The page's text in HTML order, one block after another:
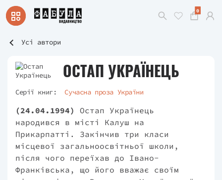
0
Усі автори
ОСТАП УКРАЇНЕЦЬ
Серії книг: Сучасна проза України
(24.04.1994)
Остап Українець
народився в місті Калуш на
Прикарпатті. Закінчив три класи
місцевої загальноосвітньої школи,
після чого переїхав до Івано-
Франківська, що його вважає своїм